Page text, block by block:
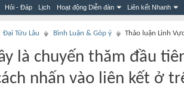
Hỏi - Đáp Lịch Hoạt động Diễn đàn Liên kết Nhanh
Đại Tửu Lâu Bình Luận & Góp ý Thảo luận Linh
là chuyến thăm đầu
nhấn vào liên kết ở